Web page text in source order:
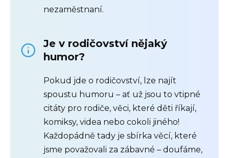
nezaměstnaní.
Je v rodičovství nějaký
humor?
Pokud jde o rodičovství, lze najít
spoustu humoru – ať už jsou to vtipné
citáty pro rodiče, věci, které děti říkají,
komiksy, videa nebo cokoli jiného!
Každopádně tady je sbírka věcí, které
jsme považovali za zábavné – doufáme,